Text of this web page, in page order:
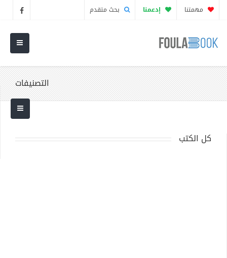
مهمتنا إدعمنا بحث متقدم
التصنيفات
كل الكتب